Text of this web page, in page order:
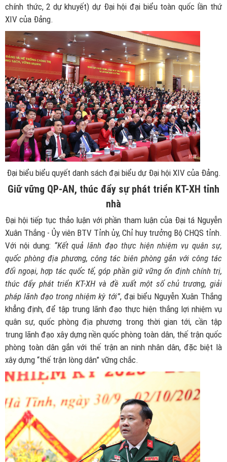
chính thức, 2 dự khuyết) dự Đại hội đại biểu toàn quốc lần thứ
XIV của Đảng.
Đại biểu biểu quyết danh sách đại biểu dự Đại hội XIV của Đảng.
Giữ vững QP-AN, thúc đẩy sự phát triển KT-XH tỉnh
nhà
Đại hội tiếp tục thảo luận với phần tham luận của Đại tá Nguyễn
Xuân Thắng - Ủy viên BTV Tỉnh ủy, Chỉ huy trưởng Bộ CHQS tỉnh.
Với nội dung: “Kết quả lãnh đạo thực hiện nhiệm vụ quân sự,
quốc phòng địa phương, công tác biên phòng gắn với công tác
đối ngoại, hợp tác quốc tế, góp phần giữ vững ổn định chính trị,
thúc đẩy phát triển KT-XH và đề xuất một số chủ trương, giải
pháp lãnh đạo trong nhiệm kỳ tới”, đại biểu Nguyễn Xuân Thắng
khẳng định, để tập trung lãnh đạo thực hiện thắng lợi nhiệm vụ
quân sự, quốc phòng địa phương trong thời gian tới, cần tập
trung lãnh đạo xây dựng nền quốc phòng toàn dân, thế trận quốc
phòng toàn dân gắn với thế trận an ninh nhân dân, đặc biệt là
xây dựng “thế trận lòng dân” vững chắc.